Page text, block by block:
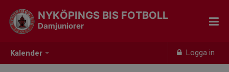
Kalender Logga in
NYKÖPINGS BIS FOTBOLL
Damjuniorer